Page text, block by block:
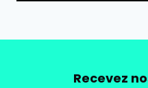
Recevez